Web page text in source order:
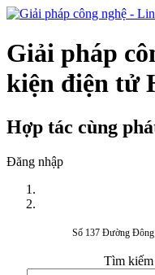
Giải pháp
kiện điện tử
Hợp tác cùng
Đăng nhập
Số 137 Đường
Tìm